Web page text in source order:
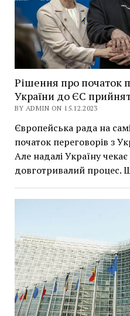
Рішення про початок
України до ЄС
BY ADMIN ON 15.12.2023
Європейська рада на
початок переговорів з
Але надалі Україну
довготривалий процес.